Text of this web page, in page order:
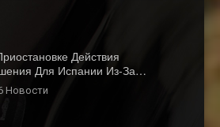
Действия
Для Испании Из-За…
Новости